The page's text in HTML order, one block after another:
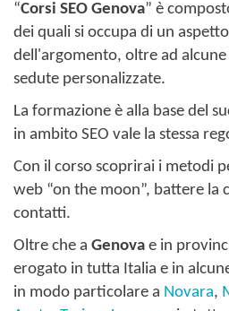
“Corsi SEO Genova” è
dei quali si occupa di un
dell'argomento, oltre ad alcune
sedute personalizzate.
La formazione è alla base del
in ambito SEO vale la stessa
Con il corso scoprirai i metodi
web “on the moon”, battere la
contatti.
Oltre che a Genova e in
erogato in tutta Italia e in
in modo particolare a Novara,